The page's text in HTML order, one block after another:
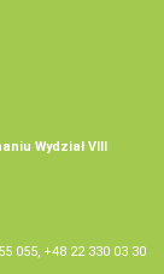
Wydział VIII
055, +48 22 330 03 30